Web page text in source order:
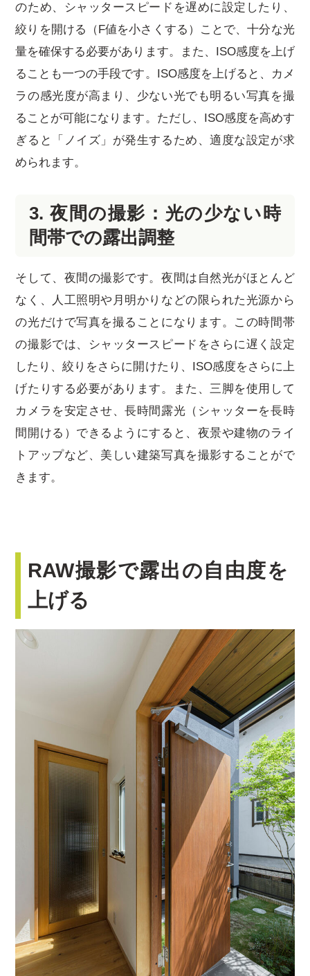
のため、シャッタースピードを遅めに設定したり、
絞りを開ける（F値を小さくする）ことで、十分な光
量を確保する必要があります。また、ISO感度を上げ
ることも一つの手段です。ISO感度を上げると、カメ
ラの感光度が高まり、少ない光でも明るい写真を撮
ることが可能になります。ただし、ISO感度を高めす
ぎると「ノイズ」が発生するため、適度な設定が求
められます。
3. 夜間の撮影：光の少ない時
間帯での露出調整
そして、夜間の撮影です。夜間は自然光がほとんど
なく、人工照明や月明かりなどの限られた光源から
の光だけで写真を撮ることになります。この時間帯
の撮影では、シャッタースピードをさらに遅く設定
したり、絞りをさらに開けたり、ISO感度をさらに上
げたりする必要があります。また、三脚を使用して
カメラを安定させ、長時間露光（シャッターを長時
間開ける）できるようにすると、夜景や建物のライ
トアップなど、美しい建築写真を撮影することがで
きます。
RAW撮影で露出の自由度を
上げる